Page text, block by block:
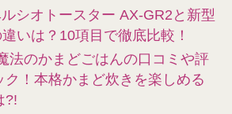
シオトースター AX-GR2と新型
いは？10項目で徹底比較！
法のかまどごはんの口コミや評
ク！本格かまど炊きを楽しめる
?!